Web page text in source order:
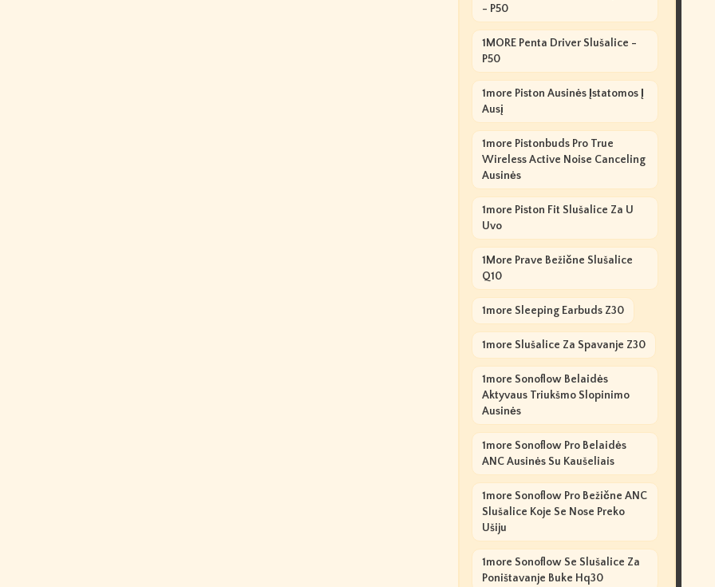
- P50
1MORE Penta Driver Slušalice -
P50
1more Piston Ausinės Įstatomos Į
Ausį
1more Pistonbuds Pro True
Wireless Active Noise Canceling
Ausinės
1more Piston Fit Slušalice Za U
Uvo
1More Prave Bežične Slušalice
Q10
1more Sleeping Earbuds Z30
1more Slušalice Za Spavanje Z30
1more Sonoflow Belaidės
Aktyvaus Triukšmo Slopinimo
Ausinės
1more Sonoflow Pro Belaidės
ANC Ausinės Su Kaušeliais
1more Sonoflow Pro Bežične ANC
Slušalice Koje Se Nose Preko
Ušiju
1more Sonoflow Se Slušalice Za
Poništavanje Buke Hq30